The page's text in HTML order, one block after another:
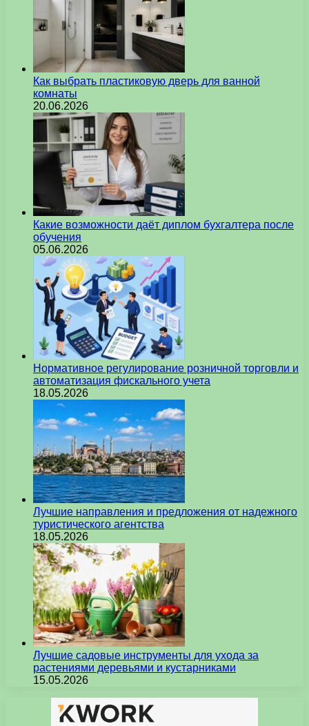
Как выбрать пластиковую дверь для ванной
комнаты
20.06.2026
Какие возможности даёт диплом бухгалтера после
обучения
05.06.2026
Нормативное регулирование розничной торговли и
автоматизация фискального учета
18.05.2026
Лучшие направления и предложения от надежного
туристического агентства
18.05.2026
Лучшие садовые инструменты для ухода за
растениями деревьями и кустарниками
15.05.2026